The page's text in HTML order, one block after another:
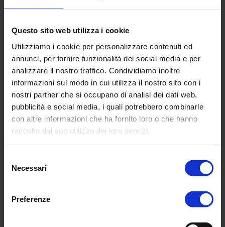
Questo sito web utilizza i cookie
Utilizziamo i cookie per personalizzare contenuti ed
annunci, per fornire funzionalità dei social media e per
analizzare il nostro traffico. Condividiamo inoltre
informazioni sul modo in cui utilizza il nostro sito con i
nostri partner che si occupano di analisi dei dati web,
pubblicità e social media, i quali potrebbero combinarle
con altre informazioni che ha fornito loro o che hanno
raccolto dal suo utilizzo dei loro servizi.
delNecessari
Preferenze
partecipante, vengonoautomaticamente
visualizzati i corsi con esito positivo e le
competenze acquisite e validate dal
responsabile. Tutti i percorsi formativi sono
estraibili in excel e collegati agli alert per segnalare
la data di inizio di un modulo, la data di valutazione
del percorso e la data di riprogrammazione di un
modulo.